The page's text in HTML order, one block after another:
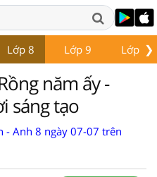
❯
Lớp 8 Lớp 9 Lớp 10
năm ấy -
sáng tạo
- Anh 8 ngày 07-07 trên